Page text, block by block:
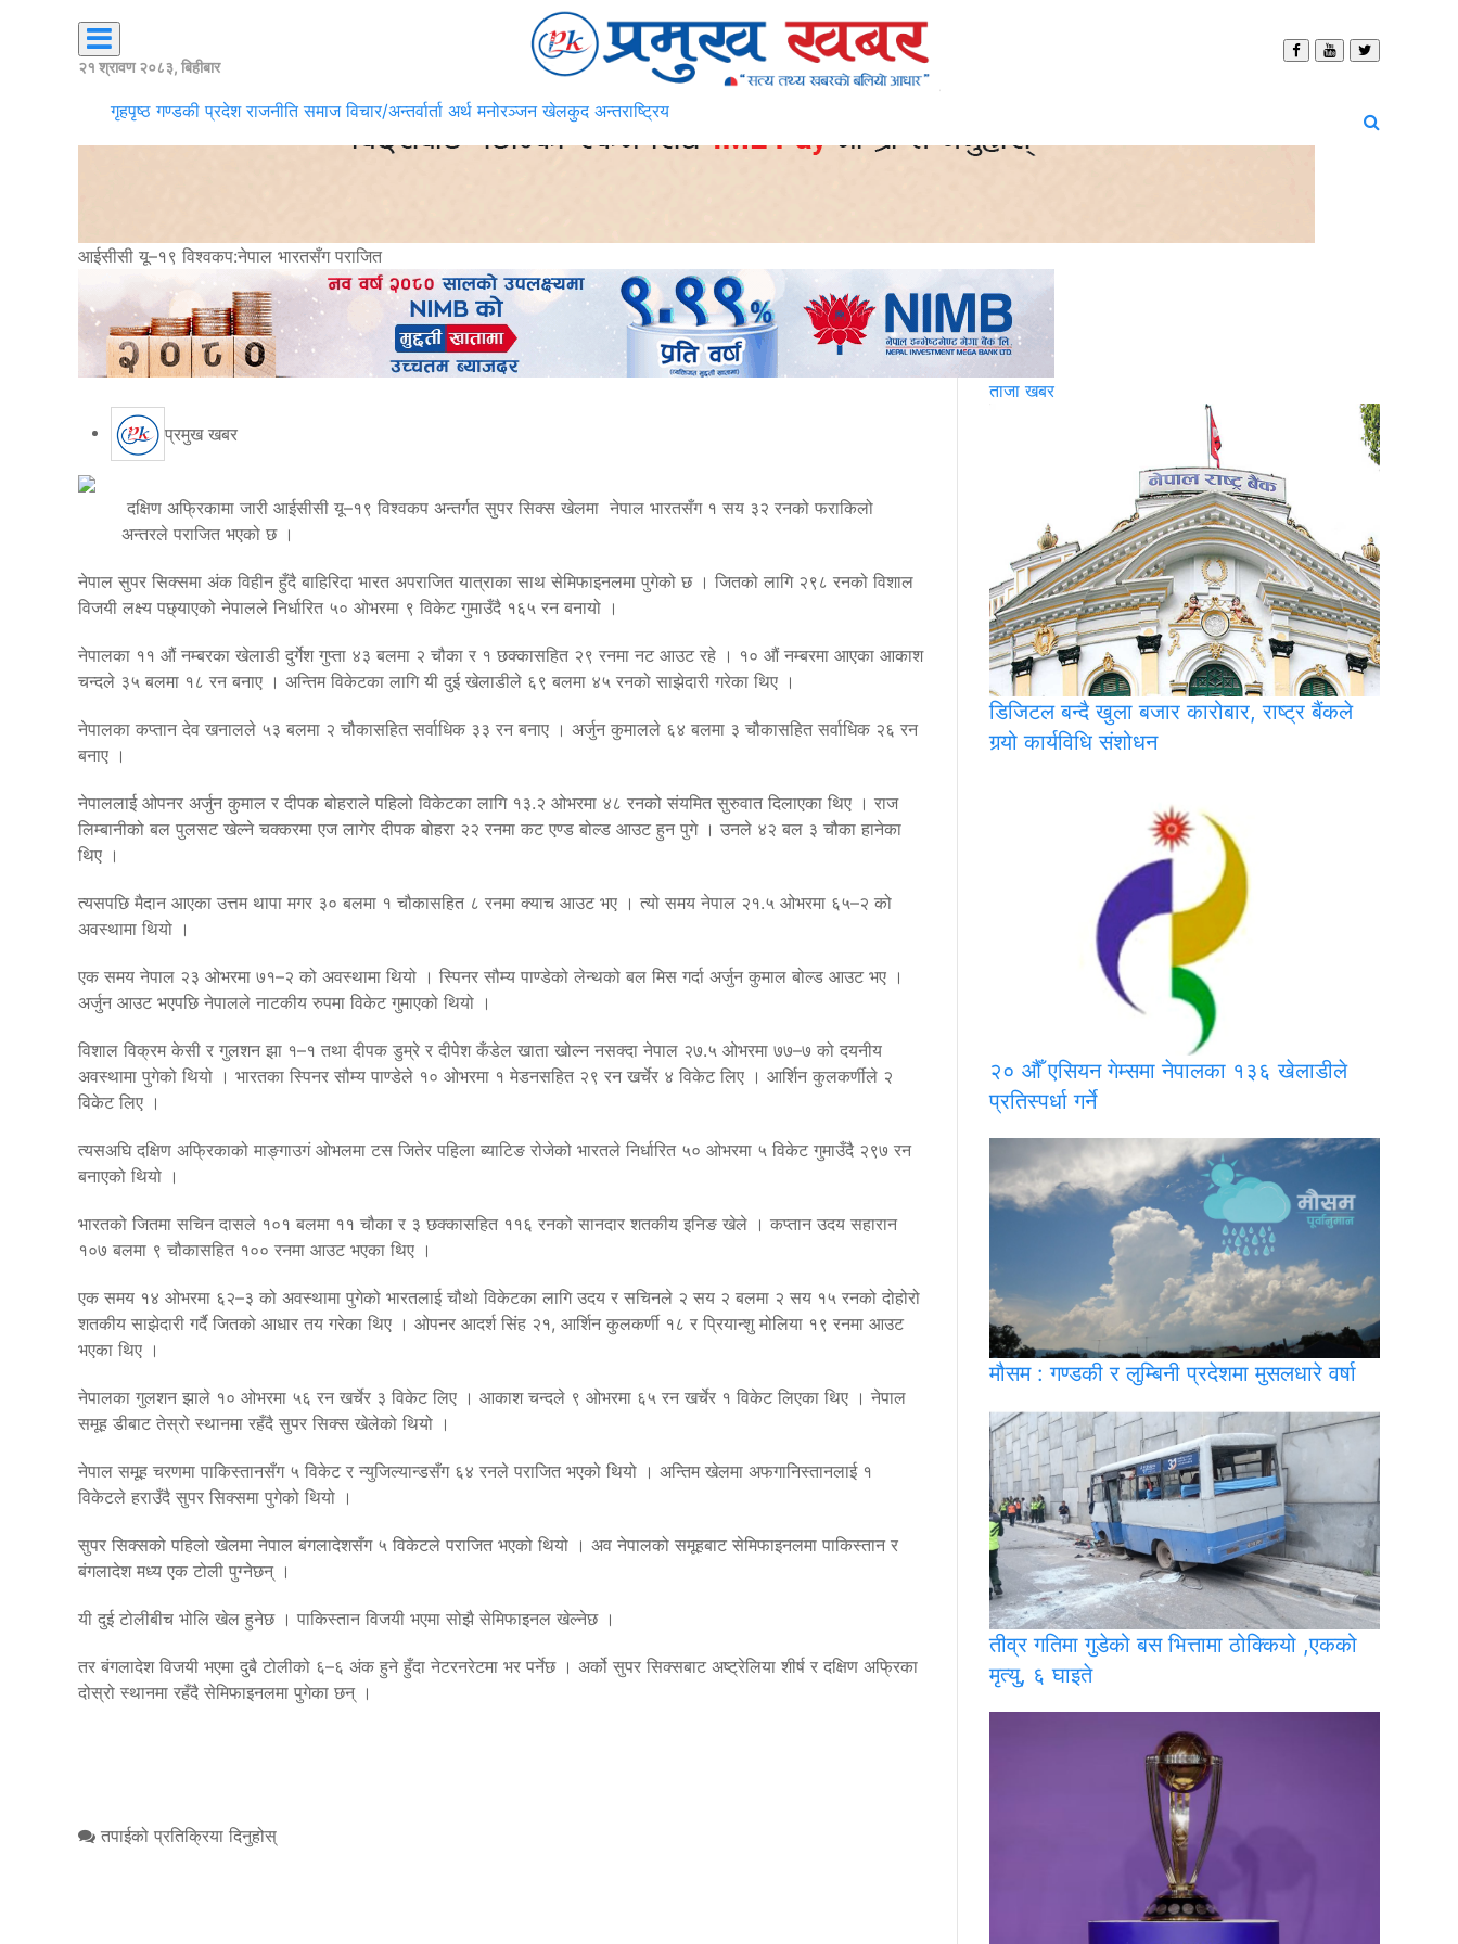
२१ श्रावण २०८३, बिहीबार
गृहपृष्ठ गण्डकी प्रदेश राजनीति समाज विचार/अन्तर्वार्ता अर्थ मनोरञ्जन खेलकुद अन्तराष्ट्रिय
आईसीसी यू–१९ विश्वकप:नेपाल भारतसँग पराजित
प्रमुख खबर
दक्षिण अफ्रिकामा जारी आईसीसी यू–१९ विश्वकप अन्तर्गत सुपर सिक्स खेलमा नेपाल भारतसँग १ सय ३२ रनको फराकिलो
अन्तरले पराजित भएको छ ।
नेपाल सुपर सिक्समा अंक विहीन हुँदै बाहिरिदा भारत अपराजित यात्राका साथ सेमिफाइनलमा पुगेको छ । जितको लागि २९८ रनको विशाल
विजयी लक्ष्य पछ्याएको नेपालले निर्धारित ५० ओभरमा ९ विकेट गुमाउँदै १६५ रन बनायो ।
नेपालका ११ औं नम्बरका खेलाडी दुर्गेश गुप्ता ४३ बलमा २ चौका र १ छक्कासहित २९ रनमा नट आउट रहे । १० औं नम्बरमा आएका आकाश
चन्दले ३५ बलमा १८ रन बनाए । अन्तिम विकेटका लागि यी दुई खेलाडीले ६९ बलमा ४५ रनको साझेदारी गरेका थिए ।
नेपालका कप्तान देव खनालले ५३ बलमा २ चौकासहित सर्वाधिक ३३ रन बनाए । अर्जुन कुमालले ६४ बलमा ३ चौकासहित सर्वाधिक २६ रन
बनाए ।
नेपाललाई ओपनर अर्जुन कुमाल र दीपक बोहराले पहिलो विकेटका लागि १३.२ ओभरमा ४८ रनको संयमित सुरुवात दिलाएका थिए । राज
लिम्बानीको बल पुलसट खेल्ने चक्करमा एज लागेर दीपक बोहरा २२ रनमा कट एण्ड बोल्ड आउट हुन पुगे । उनले ४२ बल ३ चौका हानेका
थिए ।
त्यसपछि मैदान आएका उत्तम थापा मगर ३० बलमा १ चौकासहित ८ रनमा क्याच आउट भए । त्यो समय नेपाल २१.५ ओभरमा ६५–२ को
अवस्थामा थियो ।
एक समय नेपाल २३ ओभरमा ७१–२ को अवस्थामा थियो । स्पिनर सौम्य पाण्डेको लेन्थको बल मिस गर्दा अर्जुन कुमाल बोल्ड आउट भए ।
अर्जुन आउट भएपछि नेपालले नाटकीय रुपमा विकेट गुमाएको थियो ।
विशाल विक्रम केसी र गुलशन झा १–१ तथा दीपक डुम्रे र दीपेश कँडेल खाता खोल्न नसक्दा नेपाल २७.५ ओभरमा ७७–७ को दयनीय
अवस्थामा पुगेको थियो । भारतका स्पिनर सौम्य पाण्डेले १० ओभरमा १ मेडनसहित २९ रन खर्चेर ४ विकेट लिए । आर्शिन कुलकर्णीले २
विकेट लिए ।
त्यसअघि दक्षिण अफ्रिकाको माङ्गाउगं ओभलमा टस जितेर पहिला ब्याटिङ रोजेको भारतले निर्धारित ५० ओभरमा ५ विकेट गुमाउँदै २९७ रन
बनाएको थियो ।
भारतको जितमा सचिन दासले १०१ बलमा ११ चौका र ३ छक्कासहित ११६ रनको सानदार शतकीय इनिङ खेले । कप्तान उदय सहारान
१०७ बलमा ९ चौकासहित १०० रनमा आउट भएका थिए ।
एक समय १४ ओभरमा ६२–३ को अवस्थामा पुगेको भारतलाई चौथो विकेटका लागि उदय र सचिनले २ सय २ बलमा २ सय १५ रनको दोहोरो
शतकीय साझेदारी गर्दै जितको आधार तय गरेका थिए । ओपनर आदर्श सिंह २१, आर्शिन कुलकर्णी १८ र प्रियान्शु मोलिया १९ रनमा आउट
भएका थिए ।
नेपालका गुलशन झाले १० ओभरमा ५६ रन खर्चेर ३ विकेट लिए । आकाश चन्दले ९ ओभरमा ६५ रन खर्चेर १ विकेट लिएका थिए । नेपाल
समूह डीबाट तेस्रो स्थानमा रहँदै सुपर सिक्स खेलेको थियो ।
नेपाल समूह चरणमा पाकिस्तानसँग ५ विकेट र न्युजिल्यान्डसँग ६४ रनले पराजित भएको थियो । अन्तिम खेलमा अफगानिस्तानलाई १
विकेटले हराउँदै सुपर सिक्समा पुगेको थियो ।
सुपर सिक्सको पहिलो खेलमा नेपाल बंगलादेशसँग ५ विकेटले पराजित भएको थियो । अव नेपालको समूहबाट सेमिफाइनलमा पाकिस्तान र
बंगलादेश मध्य एक टोली पुग्नेछन् ।
यी दुई टोलीबीच भोलि खेल हुनेछ । पाकिस्तान विजयी भएमा सोझै सेमिफाइनल खेल्नेछ ।
तर बंगलादेश विजयी भएमा दुबै टोलीको ६–६ अंक हुने हुँदा नेटरनरेटमा भर पर्नेछ । अर्को सुपर सिक्सबाट अष्ट्रेलिया शीर्ष र दक्षिण अफ्रिका
दोस्रो स्थानमा रहँदै सेमिफाइनलमा पुगेका छन् ।
तपाईको प्रतिक्रिया दिनुहोस्
ताजा खबर
डिजिटलबन्दै खुला बजार कारोबार, राष्ट्र बैंकले
गर्‍यो कार्यविधि संशोधन
२० औँ एसियन गेम्समा नेपालका १३६ खेलाडीले
प्रतिस्पर्धा गर्ने
मौसम: गण्डकी र लुम्बिनी प्रदेशमा मुसलधारे वर्षा
तीव्रगतिमा गुडेको बस भित्तामा ठोक्कियो ,एकको
मृत्यु, ६ घाइते